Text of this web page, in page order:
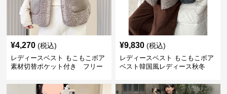
¥4,270 (税込)
レディースベスト もこもこボア
素材切替ポケット付き フリー
¥9,830 (税込)
レディースベスト もこもこボア
ベスト韓国風レディース秋冬